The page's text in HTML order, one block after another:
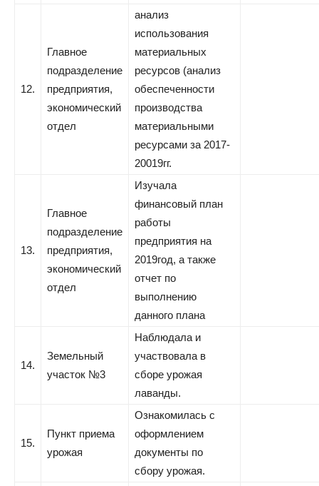
12.
Главное
подразделение
предприятия,
экономический
отдел
анализ
использования
материальных
ресурсов (анализ
обеспеченности
производства
материальными
ресурсами за 2017-
20019гг.
13.
Главное
подразделение
предприятия,
экономический
отдел
Изучала
финансовый план
работы
предприятия на
2019год, а также
отчет по
выполнению
данного плана
14.
Земельный
участок №3
Наблюдала и
участвовала в
сборе урожая
лаванды.
15.
Пункт приема
урожая
Ознакомилась с
оформлением
документы по
сбору урожая.